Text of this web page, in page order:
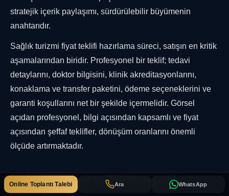
stratejik içerik paylaşımı, sürdürülebilir büyümenin
anahtarıdır.
Sağlık turizmi fiyat teklifi hazırlama süreci, satışın en kritik
aşamalarından biridir. Profesyonel bir teklif; tedavi
detaylarını, doktor bilgisini, klinik akreditasyonlarını,
konaklama ve transfer paketini, ödeme seçeneklerini ve
garanti koşullarını net bir şekilde içermelidir. Görsel
açıdan profesyonel, bilgi açısından kapsamlı ve fiyat
açısından şeffaf teklifler, dönüşüm oranlarını önemli
ölçüde artırmaktadır.
Ekip Yönetimi ve Motivasyon
Ara WhatsApp
Online Toplantı Talebi